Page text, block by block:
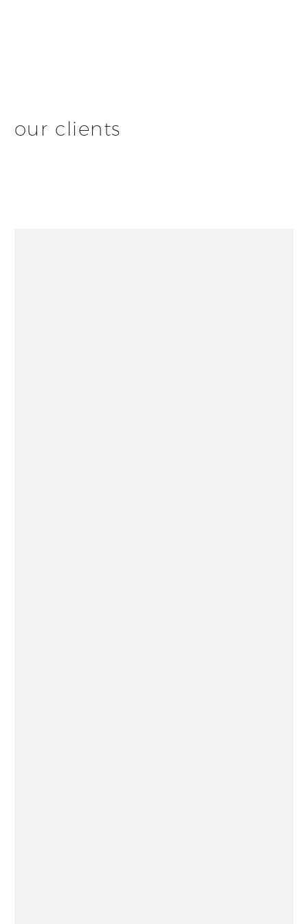
our clients